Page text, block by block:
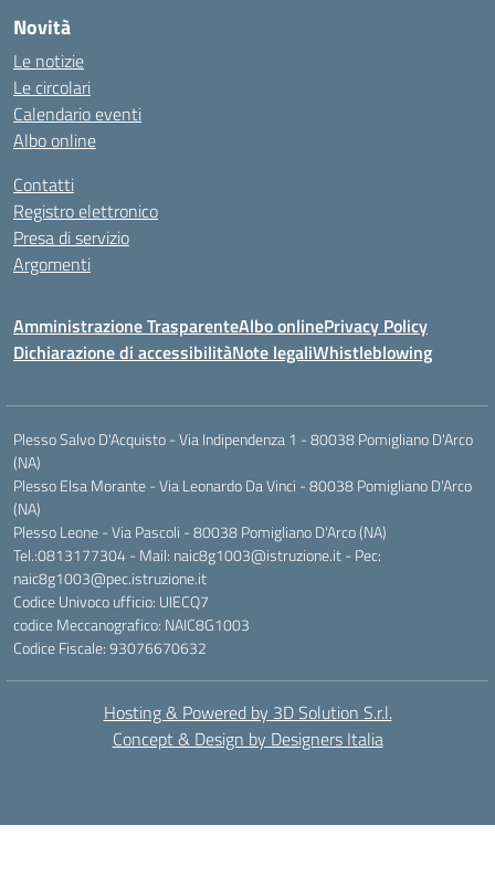
Novità
Le notizie
Le circolari
Calendario eventi
Albo online
Contatti
Registro elettronico
Presa di servizio
Argomenti
Amministrazione TrasparenteAlbo onlinePrivacy Policy
Dichiarazione di accessibilitàNote legaliWhistleblowing
Plesso Salvo D'Acquisto - Via Indipendenza 1 - 80038 Pomigliano D'Arco
(NA)
Plesso Elsa Morante - Via Leonardo Da Vinci - 80038 Pomigliano D'Arco
(NA)
Plesso Leone - Via Pascoli - 80038 Pomigliano D'Arco (NA)
Tel.:0813177304 - Mail: naic8g1003@istruzione.it - Pec:
naic8g1003@pec.istruzione.it
Codice Univoco ufficio: UIECQ7
codice Meccanografico: NAIC8G1003
Codice Fiscale: 93076670632
Hosting & Powered by 3D Solution S.r.l.
Concept & Design by Designers Italia